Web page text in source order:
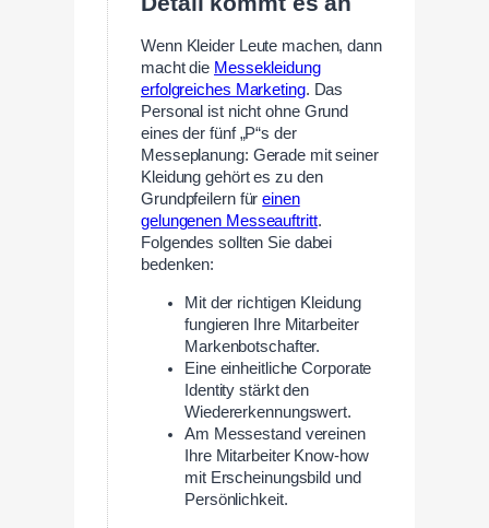
Wenn Kleider Leute machen, dann
macht die Messekleidung
erfolgreiches Marketing. Das
Personal ist nicht ohne Grund
eines der fünf „P“s der
Messeplanung: Gerade mit seiner
Kleidung gehört es zu den
Grundpfeilern füreinen
gelungenen Messeauftritt.
Folgendes sollten Sie dabei
bedenken:
Mit der richtigen Kleidung
fungieren Ihre Mitarbeiter
Markenbotschafter.
Eine einheitliche Corporate
Identity stärkt den
Wiedererkennungswert.
Am Messestand vereinen
Ihre Mitarbeiter Know-how
mit Erscheinungsbild und
Persönlichkeit.